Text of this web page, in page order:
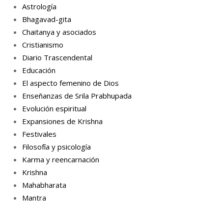
Astrología
Bhagavad-gita
Chaitanya y asociados
Cristianismo
Diario Trascendental
Educación
El aspecto femenino de Dios
Enseñanzas de Srila Prabhupada
Evolución espiritual
Expansiones de Krishna
Festivales
Filosofía y psicología
Karma y reencarnación
Krishna
Mahabharata
Mantra